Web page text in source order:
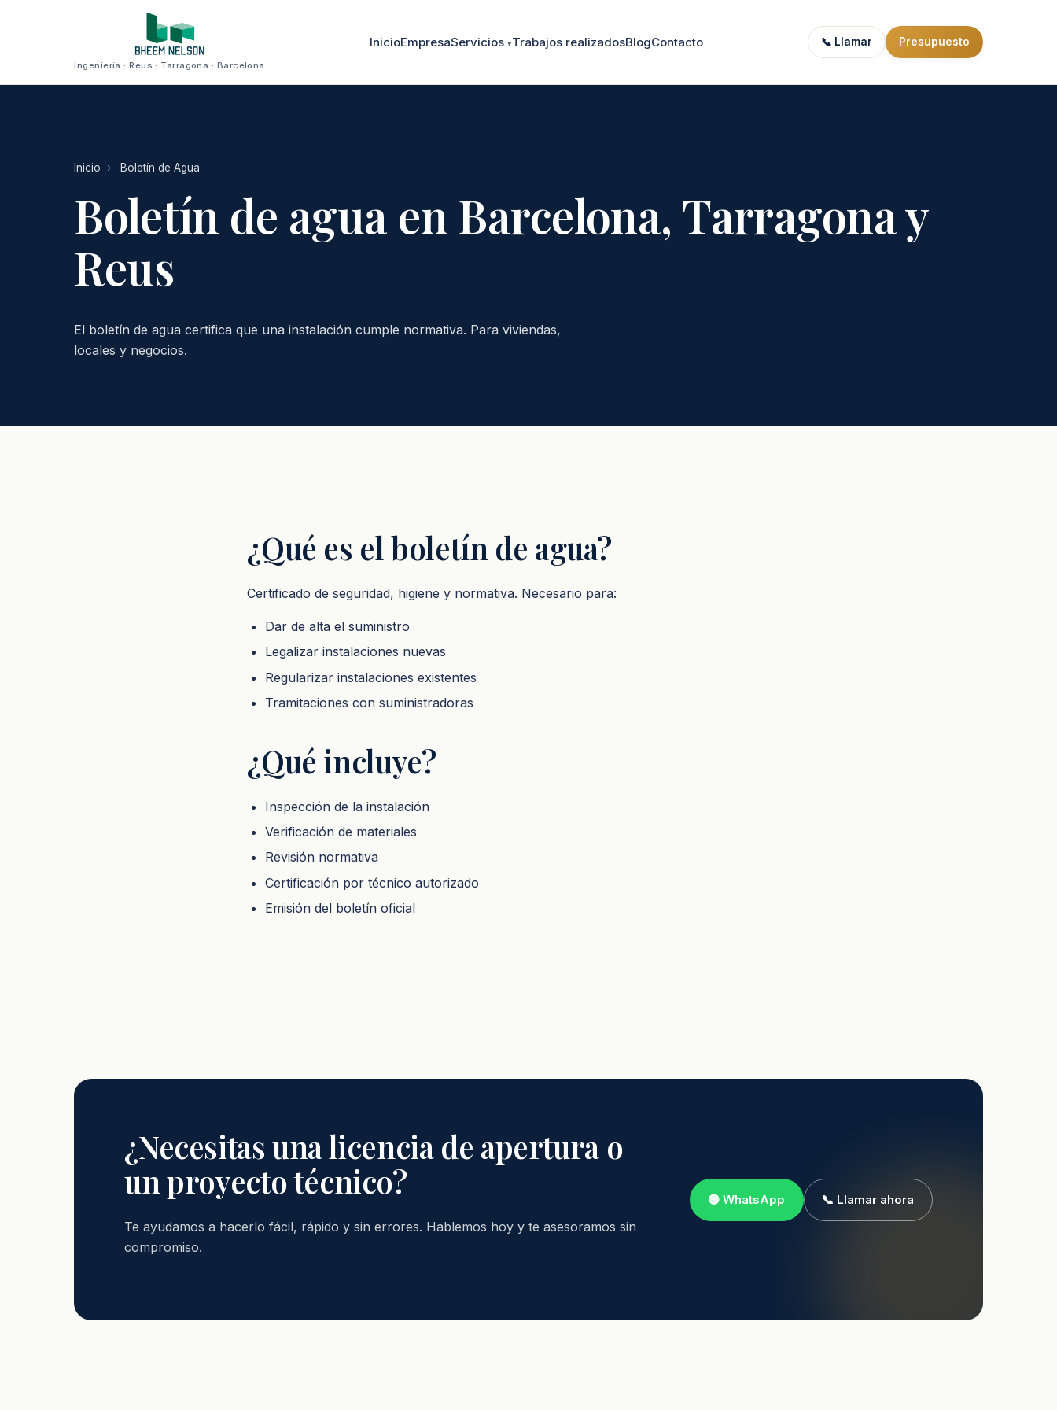
Ingeniería · Reus · Tarragona · Barcelona
InicioEmpresaServicios Trabajos realizadosBlogContacto 📞 Llamar Presupuesto
Inicio › Boletín de Agua
Boletín de agua en Barcelona, Tarragona y
Reus
El boletín de agua certifica que una instalación cumple normativa. Para viviendas,
locales y negocios.
¿Qué es el boletín de agua?
Certificado de seguridad, higiene y normativa. Necesario para:
Dar de alta el suministro
Legalizar instalaciones nuevas
Regularizar instalaciones existentes
Tramitaciones con suministradoras
¿Qué incluye?
Inspección de la instalación
Verificación de materiales
Revisión normativa
Certificación por técnico autorizado
Emisión del boletín oficial
¿Necesitas una licencia de apertura o
un proyecto técnico?
Te ayudamos a hacerlo fácil, rápido y sin errores. Hablemos hoy y te asesoramos sin
compromiso.
🟢 WhatsApp 📞 Llamar ahora